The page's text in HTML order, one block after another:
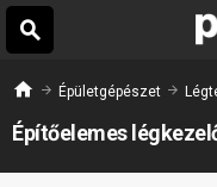
Épületgépészet
Építőelemes